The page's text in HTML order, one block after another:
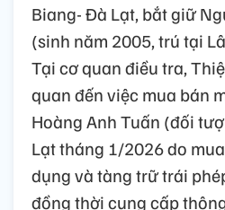
Biang- Đà Lạt, bắt giữ
(sinh năm 2005, trú tại
Tại cơ quan điều tra,
quan đến việc mua bán
Hoàng Anh Tuấn (đối
Lạt tháng 1/2026 do
dụng và tàng trữ trái
đồng thời cung cấp